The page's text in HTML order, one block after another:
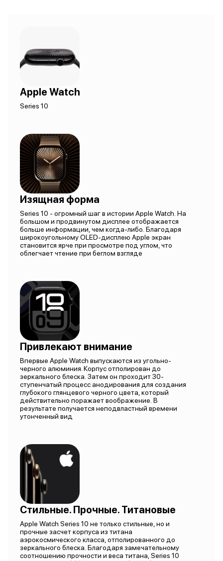
Apple Watch
Series 10
Изящная форма
Series 10 - огромный шаг в истории Apple Watch. На
большом и продвинутом дисплее отображается
больше информации, чем когда-либо. Благодаря
широкоугольному OLED-дисплею Apple экран
становится ярче при просмотре под углом, что
облегчает чтение при беглом взгляде
Привлекают внимание
Впервые Apple Watch выпускаются из угольно-
черного алюминия. Корпус отполирован до
зеркального блеска. Затем он проходит 30-
ступенчатый процесс анодирования для создания
глубокого глянцевого черного цвета, который
действительно поражает воображение. В
результате получается неподвластный времени
утонченный вид
Стильные. Прочные. Титановые
Apple Watch Series 10 не только стильные, но и
прочные засчет корпуса из титана
аэрокосмического класса, отполированного до
зеркального блеска. Благодаря замечательному
соотношению прочности и веса титана, Series 10